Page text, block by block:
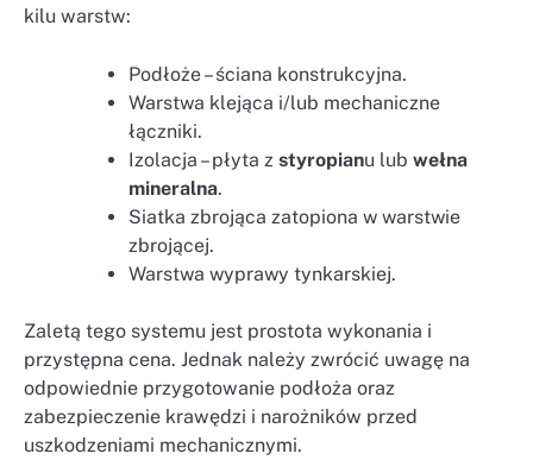
kilu warstw:
Podłoże – ściana konstrukcyjna.
Warstwa klejąca i/lub mechaniczne
łączniki.
Izolacja – płyta z styropianu lub wełna
mineralna.
Siatka zbrojąca zatopiona w warstwie
zbrojącej.
Warstwa wyprawy tynkarskiej.
Zaletą tego systemu jest prostota wykonania i
przystępna cena. Jednak należy zwrócić uwagę na
odpowiednie przygotowanie podłoża oraz
zabezpieczenie krawędzi i narożników przed
uszkodzeniami mechanicznymi.